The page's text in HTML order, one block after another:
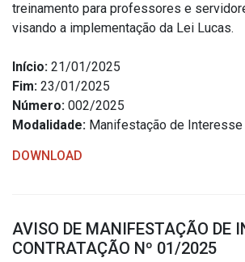
treinamento para professores e
visando a implementação da Lei Lucas.
Início: 21/01/2025
Fim: 23/01/2025
Número: 002/2025
Modalidade: Manifestação de Interesse
DOWNLOAD
AVISO DE MANIFESTAÇÃO DE
CONTRATAÇÃO Nº 01/2025